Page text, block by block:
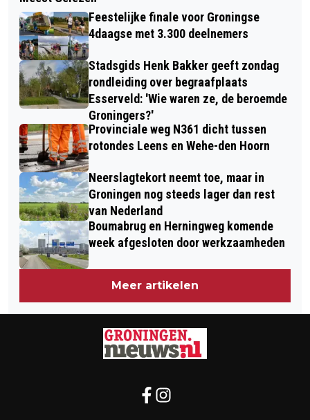
VAN DINSDAG 26 MEI TOT EN MET
VRIJDAG 24 JULI
PROVINCIALE WEG TUSSEN LEENS EN
VIERHUIZEN VANAF 1 JUNI
AFGESLOTEN
Feestelijke finale voor Groningse
4daagse met 3.300 deelnemers
Stadsgids Henk Bakker geeft zondag
rondleiding over begraafplaats
Esserveld: 'Wie waren ze, de beroemde
Groningers?'
Provinciale weg N361 dicht tussen
rotondes Leens en Wehe-den Hoorn
Neerslagtekort neemt toe, maar in
Groningen nog steeds lager dan rest
van Nederland
Boumabrug en Herningweg komende
week afgesloten door werkzaamheden
Meer artikelen